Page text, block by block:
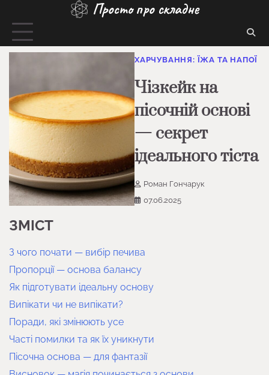
вмісту
Просто про складне
ХАРЧУВАННЯ: ЇЖА ТА НАПОЇ
Чізкейк на
пісочній основі
— секрет
ідеального тіста
Роман Гончарук
07.06.2025
ЗМІСТ
З чого почати — вибір печива
Пропорції — основа балансу
Як підготувати ідеальну основу
Випікати чи не випікати?
Поради, які змінюють усе
Часті помилки та як їх уникнути
Пісочна основа — для фантазії